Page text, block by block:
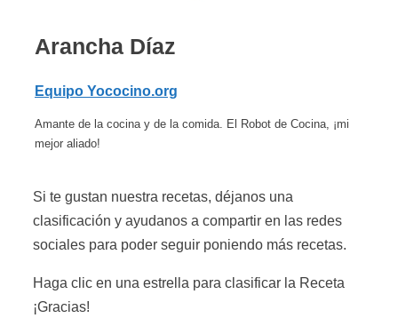
Arancha Díaz
Equipo Yococino.org
Amante de la cocina y de la comida. El Robot de Cocina, ¡mi
mejor aliado!
Si te gustan nuestra recetas, déjanos una
clasificación y ayudanos a compartir en las redes
sociales para poder seguir poniendo más recetas.
Haga clic en una estrella para clasificar la Receta
¡Gracias!